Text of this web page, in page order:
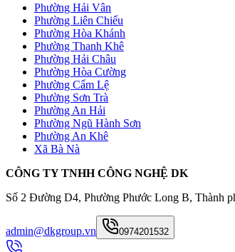
Phường Hải Vân
Phường Liên Chiểu
Phường Hòa Khánh
Phường Thanh Khê
Phường Hải Châu
Phường Hòa Cường
Phường Cẩm Lệ
Phường Sơn Trà
Phường An Hải
Phường Ngũ Hành Sơn
Phường An Khê
Xã Bà Nà
CÔNG TY TNHH CÔNG NGHỆ DK
Số 2 Đường D4, Phường Phước Long B, Thành
admin@dkgroup.vn 0974201532